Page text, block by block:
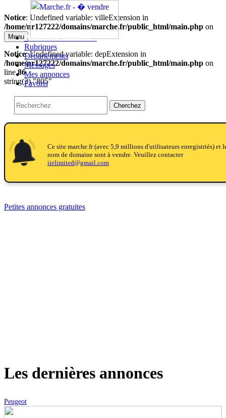
Notice: Undefined variable: villeExtension in
/home/nr127222/domains/marche.fr/public_html/main.php on
line86
Notice: Undefined variable: depExtension in
/home/nr127222/domains/marche.fr/public_html/main.php on
line86
string(3) "805"
Menu Passer une annonce!!
Rubriques
Départements
Messages
Mes annonces
Favoris
Cherchez
notifications
notifications
Ce site marche.fr (avec 5,9 millions d'utilisateurs enregistriés) et
nom de domaine sont à vendre. Veuillez contacter
iielimited@gmail.com
Petites annonces gratuites
Les dernières annonces
Peugeot